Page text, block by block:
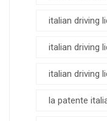
italian driving
italian driving
italian driving
la patente